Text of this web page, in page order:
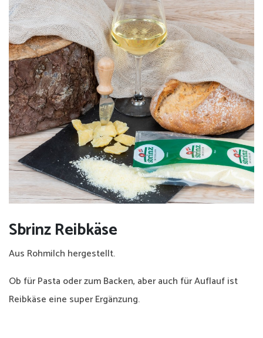
Team
Milchlieferanten
Verwaltungsrat
Produkte
Verkaufsstellen
Angebot
Events
Geschenke
Apéro
Käseplatten
Sbrinz Reibkäse
Aus Rohmilch hergestellt.
Ob für Pasta oder zum Backen, aber auch für Auflauf ist
Reibkäse eine super Ergänzung.